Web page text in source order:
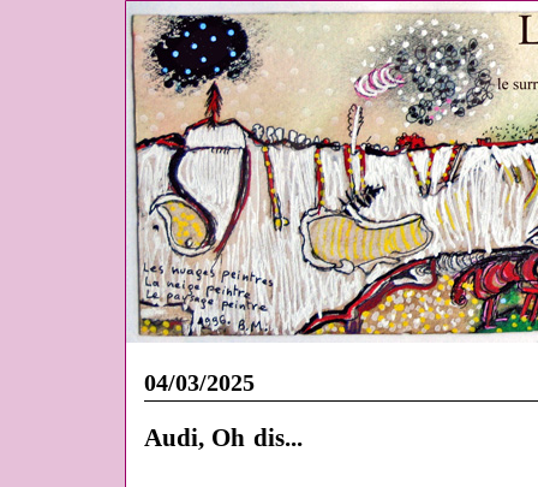
04/03/2025
Audi, Oh dis...